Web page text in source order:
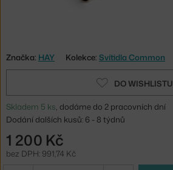
Značka: HAY Kolekce: Svítidla Common
DO WISHLISTU
Skladem 5 ks, dodáme do 2 pracovních dní
Dodání dalších kusů: 6 - 8 týdnů
1 200 Kč
bez DPH: 991,74 Kč